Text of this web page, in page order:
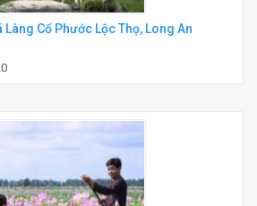
Cổ Phước Lộc Thọ, Long An